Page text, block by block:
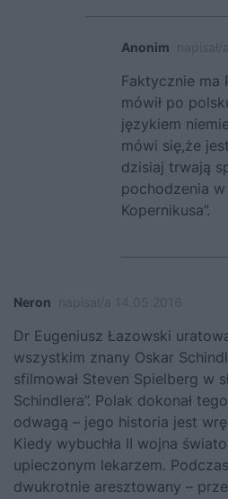
Anonim
Faktycznie ma
mówił po
językiem
mówi się,że
dzisiaj trwają
pochodzenia
Kopernikusa”.
Neron
Dr Eugeniusz Łazowski
wszystkim znany Oskar
sfilmował Steven Spielberg w
Schindlera”. Polak dokonał
odwagą – jego historia jest
Kiedy wybuchła II wojna
upieczonym lekarzem.
dwukrotnie aresztowany –